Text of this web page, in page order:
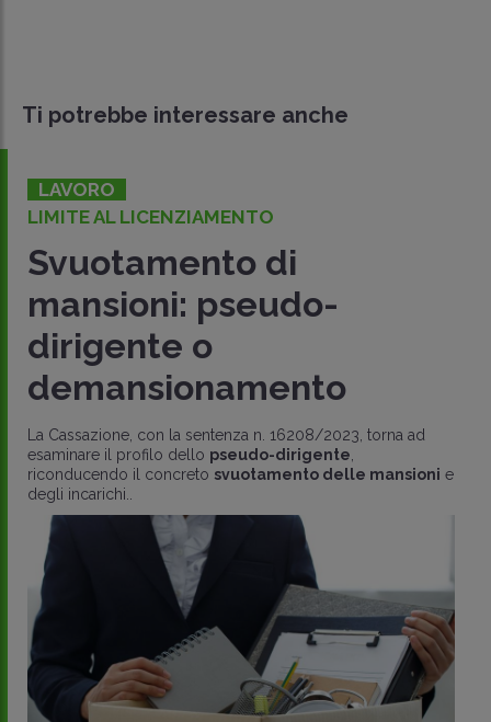
Ti potrebbe interessare anche
LAVORO
LIMITE AL LICENZIAMENTO
Svuotamento di
mansioni: pseudo-
dirigente o
demansionamento
La Cassazione, con la sentenza n. 16208/2023, torna ad
esaminare il profilo dello pseudo-dirigente
riconducendo il concreto svuotamento delle mansioni e
degli incarichi..